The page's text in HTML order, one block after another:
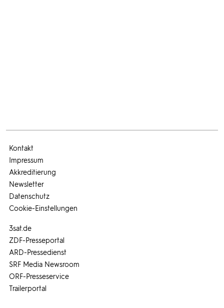
3sat.de
ZDF-Presseportal
ARD-Pressedienst
SRF Media Newsroom
ORF-Presseservice
Trailerportal
Kontakt
Impressum
Akkreditierung
Newsletter
Datenschutz
Cookie-Einstellungen